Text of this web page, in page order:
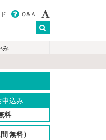
Ｑ&Ａ
み
申込み
料
無料）